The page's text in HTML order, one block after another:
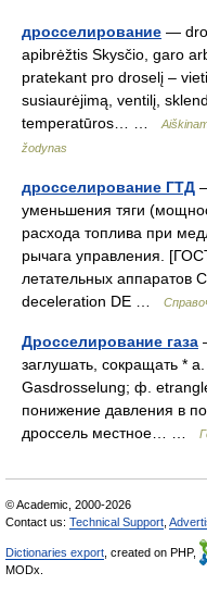
дросселирование —
apibrėžtis Skysčio, garo
pratekant pro droselį –
susiaurėjimą, ventilį,
temperatūros… …
žodynas
дросселирование ГТД
уменьшения тяги
расхода топлива при
рычага управления.
летательных аппаратов
deceleration DE …
Дросселирование газа
заглушать, сокращать *
Gasdrosselung; ф.
понижение давления в
дроссель местное… …
© Academic, 2000-2026
Contact us: Technical Support
Dictionaries export , created on PHP,
MODx.